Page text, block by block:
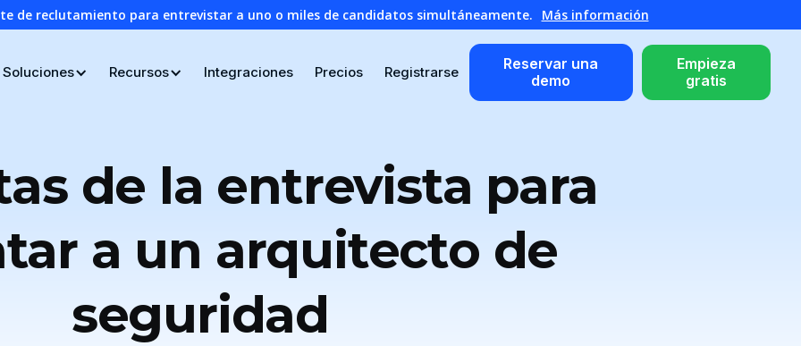
de reclutamiento para entrevistar a uno o miles de candidatos simultáneamente. Más información
Soluciones Recursos Integraciones Precios Registrarse
Reservar una
demo
Empieza
gratis
de la entrevista para
a un arquitecto de
seguridad